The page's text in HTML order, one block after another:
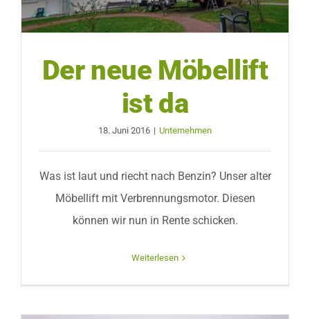
Der neue Möbellift
ist da
18. Juni 2016 | Unternehmen
Was ist laut und riecht nach Benzin? Unser alter
Möbellift mit Verbrennungsmotor. Diesen
können wir nun in Rente schicken.
Weiterlesen